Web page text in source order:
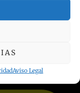
Aviso Legal